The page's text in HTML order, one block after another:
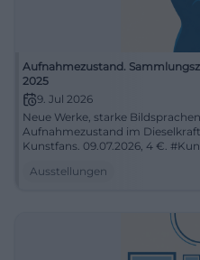
Aufnahmezustand.
2025
9. Jul 2026
Neue Werke, starke
Aufnahmezustand im
Kunstfans. 09.07.2026, 4 €.
Ausstellungen